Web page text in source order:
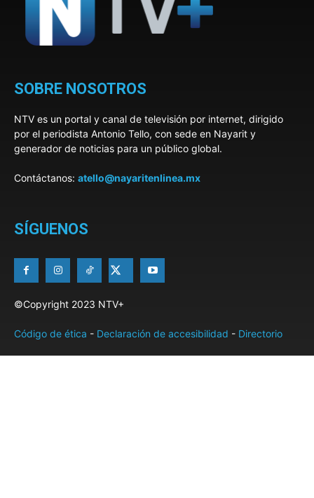
SOBRE NOSOTROS
NTV es un portal y canal de televisión por internet, dirigido
por el periodista Antonio Tello, con sede en Nayarit y
generador de noticias para un público global.
Contáctanos: atello@nayaritenlinea.mx
SÍGUENOS
©Copyright 2023 NTV+
Código de ética - Declaración de accesibilidad - Directorio